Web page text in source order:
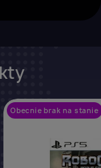
Obecnie brak na stanie